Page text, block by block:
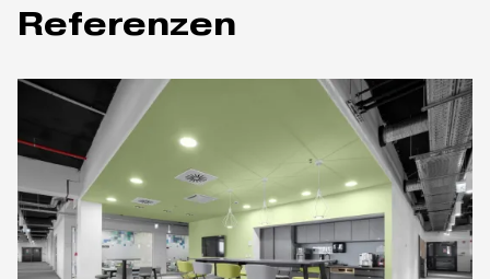
Referenzen